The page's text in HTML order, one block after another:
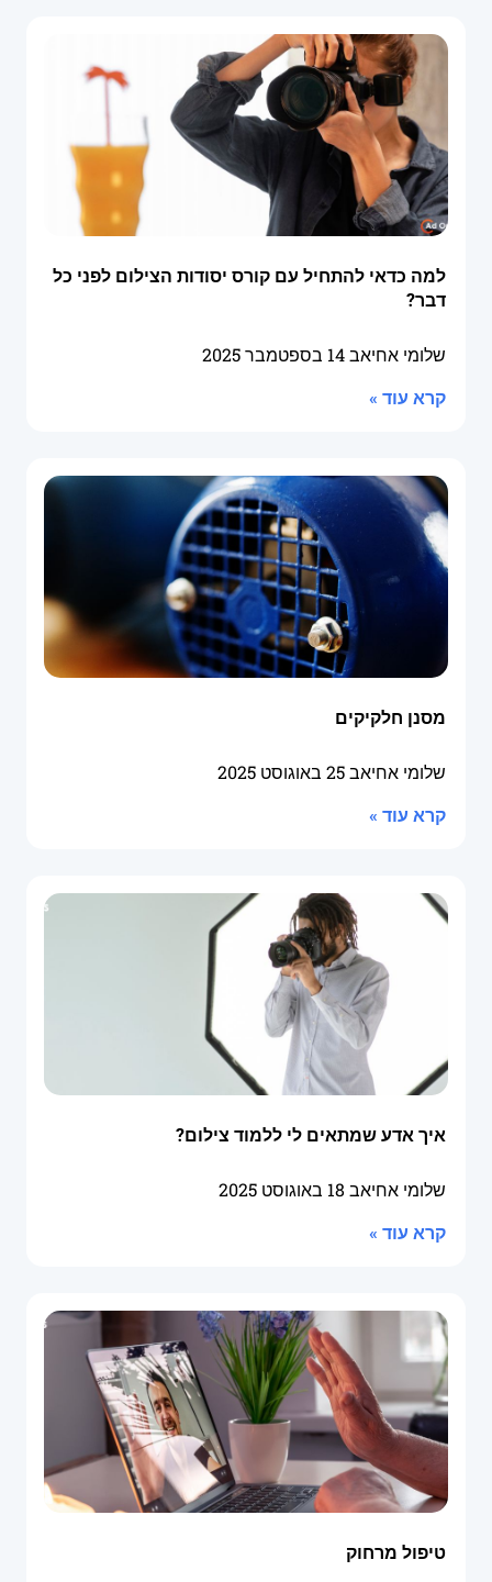
למה כדאי להתחיל עם קורס יסודות הצילום לפני כל
דבר?
שלומי אחיאב14 בספטמבר 2025
קרא עוד »
מסנן חלקיקים
שלומי אחיאב25 באוגוסט 2025
קרא עוד »
איך אדע שמתאים לי ללמוד צילום?
שלומי אחיאב 18 באוגוסט 2025
קרא עוד »
טיפול מרחוק